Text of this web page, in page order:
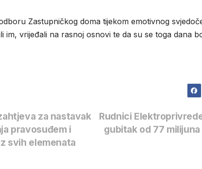
Zastupničkog doma tijekom emotivnog
im, vrijeđali na rasnoj osnovi te da su se toga dana
Rudnici
gubitak od 77
za nastavak
pravosuđem i
svih elemenata